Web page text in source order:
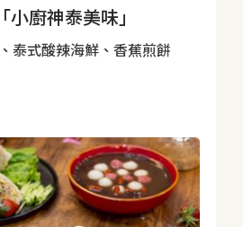
廚神泰美味」
泰式酸辣海鮮、香蕉煎餅